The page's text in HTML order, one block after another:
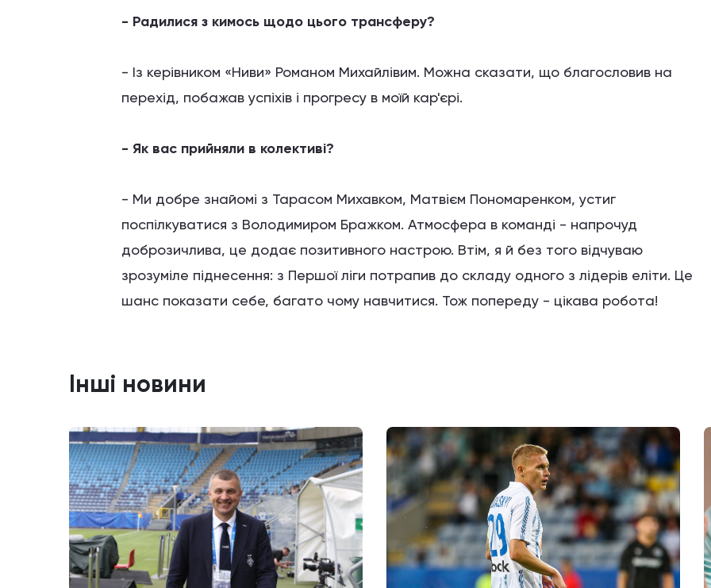
- Радилися з кимось щодо цього трансферу?
- Із керівником «Ниви» Романом Михайлівим. Можна сказати, що благословив на
перехід, побажав успіхів і прогресу в моїй кар'єрі.
- Як вас прийняли в колективі?
- Ми добре знайомі з Тарасом Михавком, Матвієм Пономаренком, устиг
поспілкуватися з Володимиром Бражком. Атмосфера в команді - напрочуд
доброзичлива, це додає позитивного настрою. Втім, я й без того відчуваю
зрозуміле піднесення: з Першої ліги потрапив до складу одного з лідерів еліти. Це
шанс показати себе, багато чому навчитися. Тож попереду - цікава робота!
Інші новини